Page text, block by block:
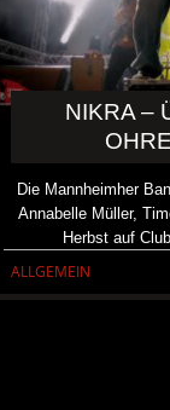
NIKRA –
Die Mannheimher
Annabelle Müller,
Herbst auf
ALLGEMEIN